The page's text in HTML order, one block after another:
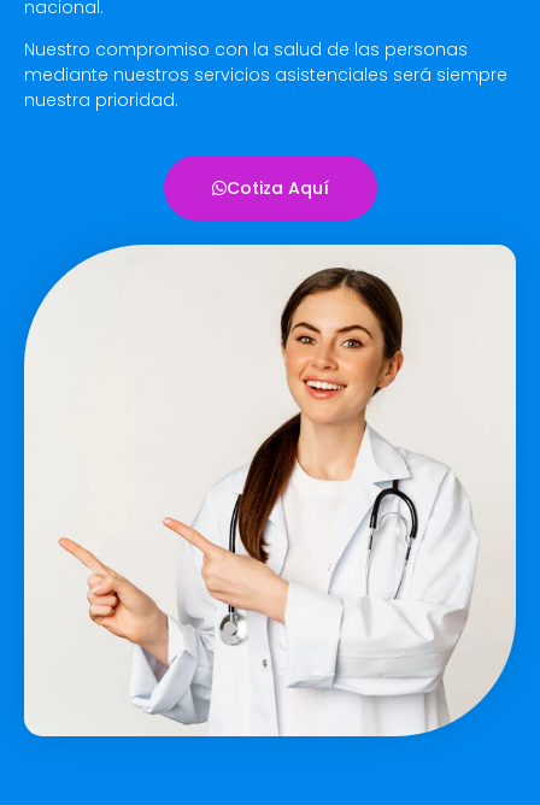
nacional.
Nuestro compromiso con la salud de las personas
mediante nuestros servicios asistenciales será siempre
nuestra prioridad.
Cotiza Aquí